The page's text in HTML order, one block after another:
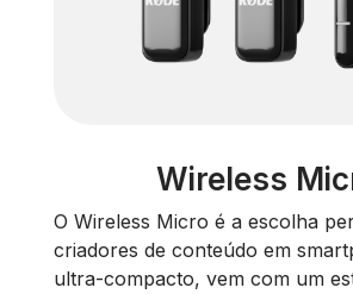
Wireless
O Wireless Micro é a escolha
criadores de conteúdo em
ultra-compacto, vem com um